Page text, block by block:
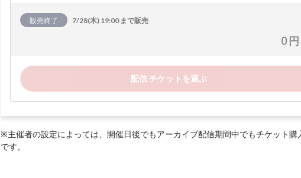
販売終了 7/28(木) 19:00 まで販売
0 円
配信 チケットを選ぶ
※主催者の設定によっては、開催日後でもアーカイブ配信期間中でもチケット購
です。